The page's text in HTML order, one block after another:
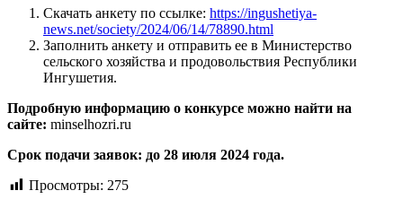
Скачать анкету по ссылке: https://ingushetiya-
news.net/society/2024/06/14/78890.html
Заполнить анкету и отправить ее в Министерство
сельского хозяйства и продовольствия Республики
Ингушетия.
Подробную информацию о конкурсе можно найти на
сайте: minselhozri.ru
Срок подачи заявок: до 28 июля 2024 года.
Просмотры: 275